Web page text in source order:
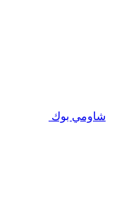
شاومي بوك